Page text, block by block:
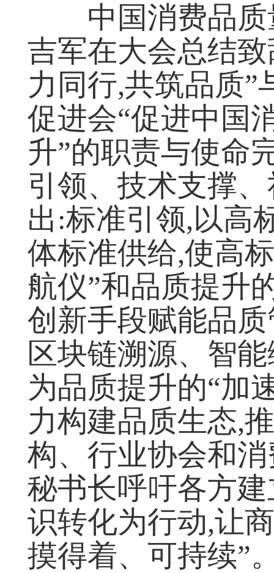
中国消费品质
吉军在大会总结
力同行,共筑品质”
促进会“促进中国
升”的职责与使命
引领、技术支撑
出:标准引领,以高
体标准供给,使高
航仪”和品质提升
创新手段赋能品
区块链溯源、智
为品质提升的“加
力构建品质生态,
构、行业协会和
秘书长呼吁各方
识转化为行动,让
摸得着、可持续”
网友跟帖 共0条 登录名： 密码： 匿名发布 验
网友评论仅供其表达个人看法，并不表明本网同意其观点或证实其描